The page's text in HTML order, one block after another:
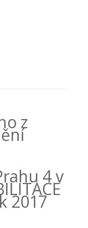
z
4 v
2017